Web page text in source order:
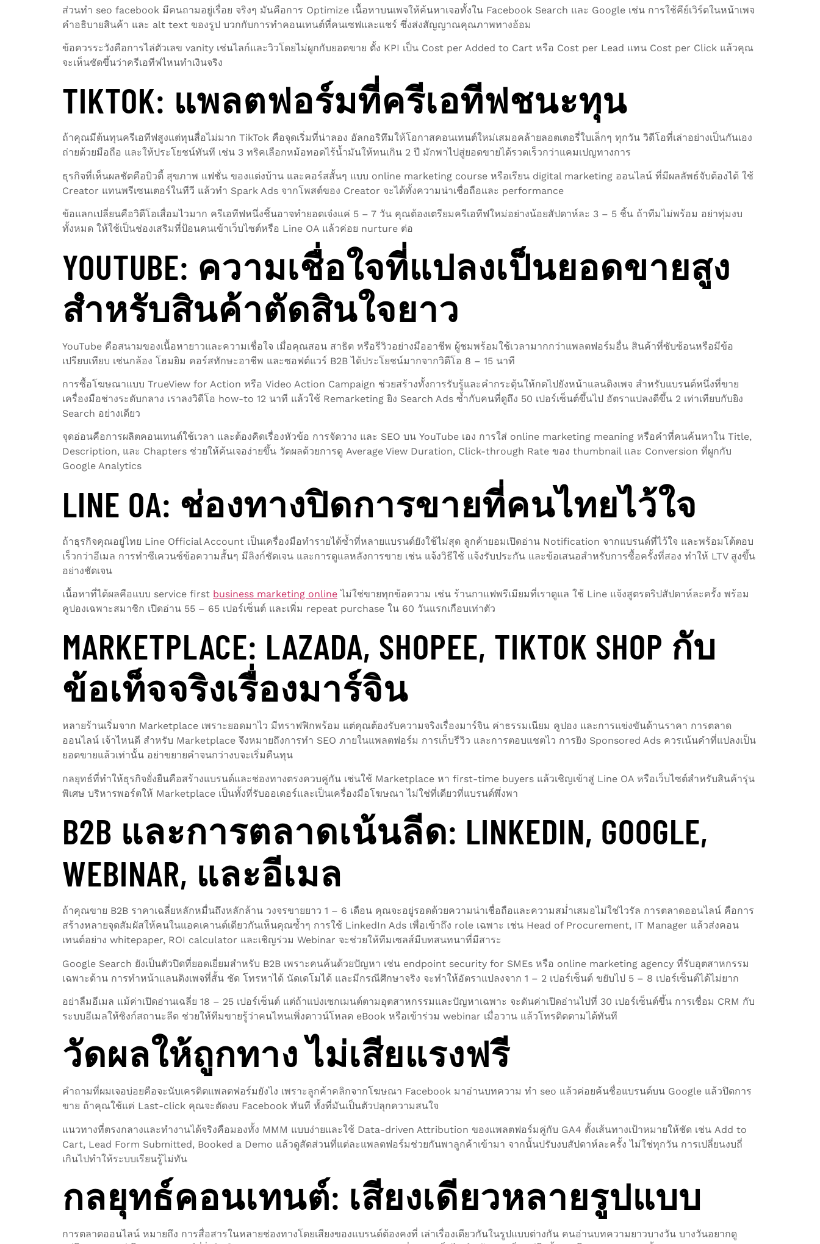
ส่วนทํา seo facebook มีคนถามอยู่เรื่อย จริงๆ มันคือการ Optimize เนื้อหาบนเพจให้ค้นหาเจอทั้งใน Facebook Search และ Google เช่น การใช้คีย์เวิร์ดในหน้าเพจ
คำอธิบายสินค้า และ alt text ของรูป บวกกับการทำคอนเทนต์ที่คนเซฟและแชร์ ซึ่งส่งสัญญาณคุณภาพทางอ้อม
ข้อควรระวังคือการไล่ตัวเลข vanity เช่นไลก์และวิวโดยไม่ผูกกับยอดขาย ตั้ง KPI เป็น Cost per Added to Cart หรือ Cost per Lead แทน Cost per Click แล้วคุณ
จะเห็นชัดขึ้นว่าครีเอทีฟไหนทำเงินจริง
TIKTOK: แพลตฟอร์มที่ครีเอทีฟชนะทุน
ถ้าคุณมีต้นทุนครีเอทีฟสูงแต่ทุนสื่อไม่มาก TikTok คือจุดเริ่มที่น่าลอง อัลกอริทึมให้โอกาสคอนเทนต์ใหม่เสมอคล้ายลอตเตอรี่ใบเล็กๆ ทุกวัน วิดีโอที่เล่าอย่างเป็นกันเอง
ถ่ายด้วยมือถือ และให้ประโยชน์ทันที เช่น 3 ทริคเลือกหม้อทอดไร้น้ำมันให้ทนเกิน 2 ปี มักพาไปสู่ยอดขายได้รวดเร็วกว่าแคมเปญทางการ
ธุรกิจที่เห็นผลชัดคือบิวตี้ สุขภาพ แฟชั่น ของแต่งบ้าน และคอร์สสั้นๆ แบบ online marketing course หรือเรียน digital marketing ออนไลน์ ที่มีผลลัพธ์จับต้องได้ ใช้
Creator แทนพรีเซนเตอร์ในทีวี แล้วทำ Spark Ads จากโพสต์ของ Creator จะได้ทั้งความน่าเชื่อถือและ performance
ข้อแลกเปลี่ยนคือวิดีโอเสื่อมไวมาก ครีเอทีฟหนึ่งชิ้นอาจทำยอดเจ๋งแค่ 5 – 7 วัน คุณต้องเตรียมครีเอทีฟใหม่อย่างน้อยสัปดาห์ละ 3 – 5 ชิ้น ถ้าทีมไม่พร้อม อย่าทุ่มงบ
ทั้งหมด ให้ใช้เป็นช่องเสริมที่ป้อนคนเข้าเว็บไซต์หรือ Line OA แล้วค่อย nurture ต่อ
YOUTUBE: ความเชื่อใจที่แปลงเป็นยอดขายสูง
สำหรับสินค้าตัดสินใจยาว
YouTube คือสนามของเนื้อหายาวและความเชื่อใจ เมื่อคุณสอน สาธิต หรือรีวิวอย่างมืออาชีพ ผู้ชมพร้อมใช้เวลามากกว่าแพลตฟอร์มอื่น สินค้าที่ซับซ้อนหรือมีข้อ
เปรียบเทียบ เช่นกล้อง โฮมยิม คอร์สทักษะอาชีพ และซอฟต์แวร์ B2B ได้ประโยชน์มากจากวิดีโอ 8 – 15 นาที
การซื้อโฆษณาแบบ TrueView for Action หรือ Video Action Campaign ช่วยสร้างทั้งการรับรู้และคำกระตุ้นให้กดไปยังหน้าแลนดิงเพจ สำหรับแบรนด์หนึ่งที่ขาย
เครื่องมือช่างระดับกลาง เราลงวิดีโอ how-to 12 นาที แล้วใช้ Remarketing ยิง Search Ads ซ้ำกับคนที่ดูถึง 50 เปอร์เซ็นต์ขึ้นไป อัตราแปลงดีขึ้น 2 เท่าเทียบกับยิง
Search อย่างเดียว
จุดอ่อนคือการผลิตคอนเทนต์ใช้เวลา และต้องคิดเรื่องหัวข้อ การจัดวาง และ SEO บน YouTube เอง การใส่ online marketing meaning หรือคำที่คนค้นหาใน Title,
Description, และ Chapters ช่วยให้ค้นเจอง่ายขึ้น วัดผลด้วยการดู Average View Duration, Click-through Rate ของ thumbnail และ Conversion ที่ผูกกับ
Google Analytics
LINE OA: ช่องทางปิดการขายที่คนไทยไว้ใจ
ถ้าธุรกิจคุณอยู่ไทย Line Official Account เป็นเครื่องมือทำรายได้ซ้ำที่หลายแบรนด์ยังใช้ไม่สุด ลูกค้ายอมเปิดอ่าน Notification จากแบรนด์ที่ไว้ใจ และพร้อมโต้ตอบ
เร็วกว่าอีเมล การทำซีเควนซ์ข้อความสั้นๆ มีลิงก์ชัดเจน และการดูแลหลังการขาย เช่น แจ้งวิธีใช้ แจ้งรับประกัน และข้อเสนอสำหรับการซื้อครั้งที่สอง ทำให้ LTV สูงขึ้น
อย่างชัดเจน
เนื้อหาที่ได้ผลคือแบบ service first business marketing online ไม่ใช่ขายทุกข้อความ เช่น ร้านกาแฟพรีเมียมที่เราดูแล ใช้ Line แจ้งสูตรดริปสัปดาห์ละครั้ง พร้อม
คูปองเฉพาะสมาชิก เปิดอ่าน 55 – 65 เปอร์เซ็นต์ และเพิ่ม repeat purchase ใน 60 วันแรกเกือบเท่าตัว
MARKETPLACE: LAZADA, SHOPEE, TIKTOK SHOP กับ
ข้อเท็จจริงเรื่องมาร์จิน
หลายร้านเริ่มจาก Marketplace เพราะยอดมาไว มีทราฟฟิกพร้อม แต่คุณต้องรับความจริงเรื่องมาร์จิน ค่าธรรมเนียม คูปอง และการแข่งขันด้านราคา การตลาด
ออนไลน์ เจ้าไหนดี สำหรับ Marketplace จึงหมายถึงการทำ SEO ภายในแพลตฟอร์ม การเก็บรีวิว และการตอบแชตไว การยิง Sponsored Ads ควรเน้นคำที่แปลงเป็น
ยอดขายแล้วเท่านั้น อย่าขยายคำจนกว่างบจะเริ่มคืนทุน
กลยุทธ์ที่ทำให้ธุรกิจยั่งยืนคือสร้างแบรนด์และช่องทางตรงควบคู่กัน เช่นใช้ Marketplace หา first-time buyers แล้วเชิญเข้าสู่ Line OA หรือเว็บไซต์สำหรับสินค้ารุ่น
พิเศษ บริหารพอร์ตให้ Marketplace เป็นทั้งที่รับออเดอร์และเป็นเครื่องมือโฆษณา ไม่ใช่ที่เดียวที่แบรนด์พึ่งพา
B2B และการตลาดเน้นลีด: LINKEDIN, GOOGLE,
WEBINAR, และอีเมล
ถ้าคุณขาย B2B ราคาเฉลี่ยหลักหมื่นถึงหลักล้าน วงจรขายยาว 1 – 6 เดือน คุณจะอยู่รอดด้วยความน่าเชื่อถือและความสม่ำเสมอไม่ใช่ไวรัล การตลาดออนไลน์ คือการ
สร้างหลายจุดสัมผัสให้คนในแอคเคานต์เดียวกันเห็นคุณซ้ำๆ การใช้ LinkedIn Ads เพื่อเข้าถึง role เฉพาะ เช่น Head of Procurement, IT Manager แล้วส่งคอน
เทนต์อย่าง whitepaper, ROI calculator และเชิญร่วม Webinar จะช่วยให้ทีมเซลส์มีบทสนทนาที่มีสาระ
Google Search ยังเป็นตัวปิดที่ยอดเยี่ยมสำหรับ B2B เพราะคนค้นด้วยปัญหา เช่น endpoint security for SMEs หรือ online marketing agency ที่รับอุตสาหกรรม
เฉพาะด้าน การทำหน้าแลนดิงเพจที่สั้น ชัด โทรหาได้ นัดเดโมได้ และมีกรณีศึกษาจริง จะทำให้อัตราแปลงจาก 1 – 2 เปอร์เซ็นต์ ขยับไป 5 – 8 เปอร์เซ็นต์ได้ไม่ยาก
อย่าลืมอีเมล แม้ค่าเปิดอ่านเฉลี่ย 18 – 25 เปอร์เซ็นต์ แต่ถ้าแบ่งเซกเมนต์ตามอุตสาหกรรมและปัญหาเฉพาะ จะดันค่าเปิดอ่านไปที่ 30 เปอร์เซ็นต์ขึ้น การเชื่อม CRM กับ
ระบบอีเมลให้ซิงก์สถานะลีด ช่วยให้ทีมขายรู้ว่าคนไหนเพิ่งดาวน์โหลด eBook หรือเข้าร่วม webinar เมื่อวาน แล้วโทรติดตามได้ทันที
วัดผลให้ถูกทาง ไม่เสียแรงฟรี
คำถามที่ผมเจอบ่อยคือจะนับเครดิตแพลตฟอร์มยังไง เพราะลูกค้าคลิกจากโฆษณา Facebook มาอ่านบทความ ทำ seo แล้วค่อยค้นชื่อแบรนด์บน Google แล้วปิดการ
ขาย ถ้าคุณใช้แค่ Last-click คุณจะตัดงบ Facebook ทันที ทั้งที่มันเป็นตัวปลุกความสนใจ
แนวทางที่ตรงกลางและทำงานได้จริงคือมองทั้ง MMM แบบง่ายและใช้ Data-driven Attribution ของแพลตฟอร์มคู่กับ GA4 ตั้งเส้นทางเป้าหมายให้ชัด เช่น Add to
Cart, Lead Form Submitted, Booked a Demo แล้วดูสัดส่วนที่แต่ละแพลตฟอร์มช่วยกันพาลูกค้าเข้ามา จากนั้นปรับงบสัปดาห์ละครั้ง ไม่ใช่ทุกวัน การเปลี่ยนงบถี่
เกินไปทำให้ระบบเรียนรู้ไม่ทัน
กลยุทธ์คอนเทนต์: เสียงเดียวหลายรูปแบบ
การตลาดออนไลน์ หมายถึง การสื่อสารในหลายช่องทางโดยเสียงของแบรนด์ต้องคงที่ เล่าเรื่องเดียวกันในรูปแบบต่างกัน คนอ่านบทความยาวบางวัน บางวันอยากดู